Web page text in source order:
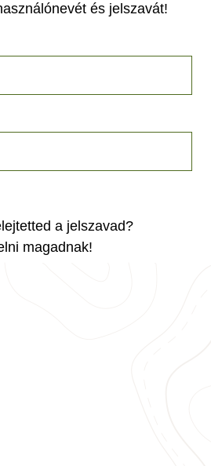
és jelszavát!
a jelszavad?
magadnak!